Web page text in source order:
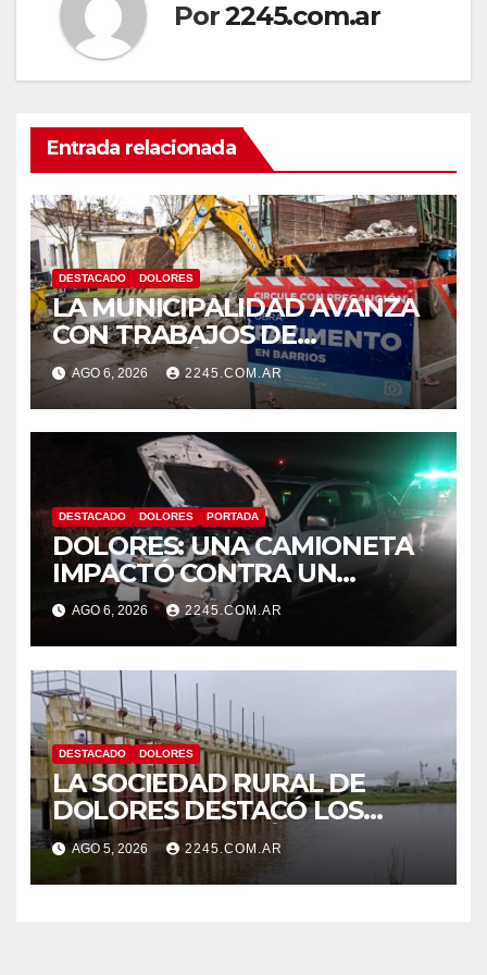
Por2245.com.ar
Entrada relacionada
DESTACADO DOLORES
LA MUNICIPALIDAD AVANZA
CON TRABAJOS DE
REPARACIÓN DE PAVIMENTO
EN DISTINTOS PUNTOS DE LA
CIUDAD
AGO 6, 2026 2245.COM.AR
DESTACADO DOLORES PORTADA
DOLORES: UNA CAMIONETA
IMPACTÓ CONTRA UN
ANIMAL VACUNO EN LA RUTA
63
AGO 6, 2026 2245.COM.AR
DESTACADO DOLORES
LA SOCIEDAD RURAL DE
DOLORES DESTACÓ LOS
TRABAJOS HIDRÁULICOS
REALIZADOS EN EL CANAL 1
AGO 5, 2026 2245.COM.AR